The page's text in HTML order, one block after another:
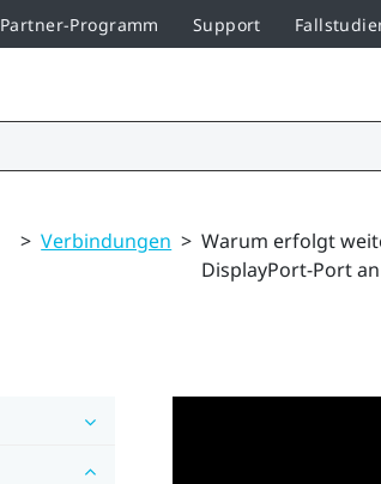
Partner-Programm Support
> Verbindungen > Warum erfolgt
DisplayPort-Port